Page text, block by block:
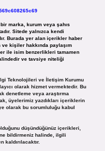
marka, kurum veya şahıs
Sitede yalnızca kendi
Burada yer alan içerikler haber
kişiler hakkında paylaşım
ile isim benzerlikleri tamamen
ve tavsiye niteliği
Teknolojileri ve İletişim Kurumu
olarak hizmet vermektedir. Bu
denetleme veya araştırma
üyelerimiz yazdıkları içeriklerin
olarak bu sorumluluğu kabul
düşündüğünüz içerikleri,
bildirmeniz halinde, ilgili